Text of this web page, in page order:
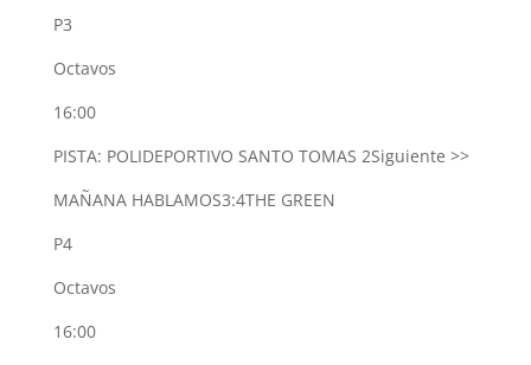
P3
Octavos
16:00
PISTA: POLIDEPORTIVO SANTO TOMAS 2Siguiente >>
MAÑANA HABLAMOS3:4THE GREEN
P4
Octavos
16:00